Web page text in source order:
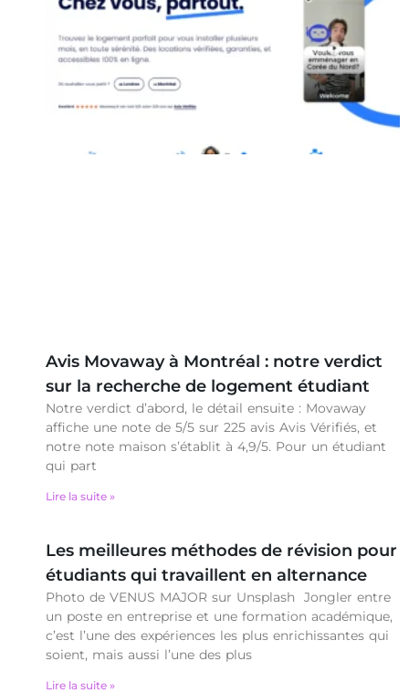
Avis Movaway à Montréal : notre verdict
sur la recherche de logement étudiant
Notre verdict d’abord, le détail ensuite : Movaway
affiche une note de 5/5 sur 225 avis Avis Vérifiés, et
notre note maison s’établit à 4,9/5. Pour un étudiant
qui part
Lire la suite »
Les meilleures méthodes de révision pour
étudiants qui travaillent en alternance
Photo de VENUS MAJOR sur Unsplash Jongler entre
un poste en entreprise et une formation académique,
c’est l’une des expériences les plus enrichissantes qui
soient, mais aussi l’une des plus
Lire la suite »